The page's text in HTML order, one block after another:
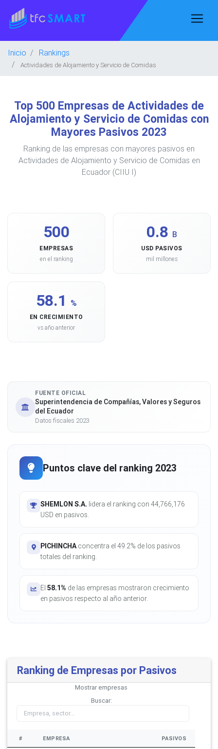
Inicio Rankings
Actividades de Alojamiento y Servicio de Comidas
Top 500 Empresas de Actividades de
Alojamiento y Servicio de Comidas con
Mayores Pasivos 2023
Ranking de las empresas con mayores pasivos en
Actividades de Alojamiento y Servicio de Comidas en
Ecuador (CIIU I)
500
EMPRESAS
en el ranking
0.8 B
USD PASIVOS
mil millones
58.1 %
EN CRECIMIENTO
vs año anterior
FUENTE OFICIAL
Superintendencia de Compañías, Valores y Seguros
del Ecuador
Datos fiscales 2023
Puntos clave del ranking 2023
SHEMLON S.A. lidera el ranking con 44,766,176
USD en pasivos.
PICHINCHAconcentra el 49.2% de los pasivos
totales del ranking.
El 58.1% de las empresas mostraron crecimiento
en pasivos respecto al año anterior.
Ranking de Empresas por Pasivos
Mostrar empresas
Buscar:
# EMPRESA PASIVOS